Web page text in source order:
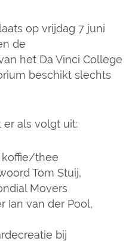
op vrijdag 7 juni
de
het Da Vinci College
beschikt slechts
er als volgt uit:
koffie/thee
Tom Stuij,
Movers
Ian van der Pool,
bij